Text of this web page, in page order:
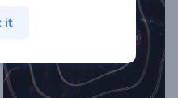
it